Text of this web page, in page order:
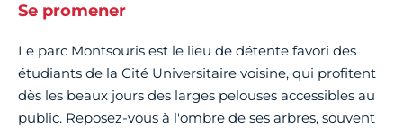
Se promener
Le parc Montsouris est le lieu de détente favori des
étudiants de la Cité Universitaire voisine, qui profitent
dès les beaux jours des larges pelouses accessibles au
public. Reposez-vous à l'ombre de ses arbres, souvent